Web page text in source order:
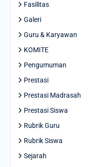
Fasilitas
Galeri
Guru & Karyawan
KOMITE
Pengumuman
Prestasi
Prestasi Madrasah
Prestasi Siswa
Rubrik Guru
Rubrik Siswa
Sejarah